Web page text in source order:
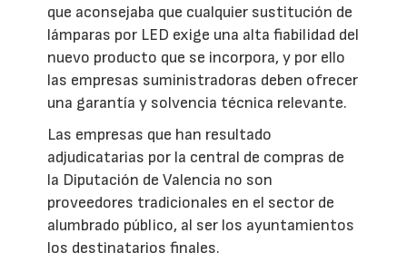
que aconsejaba que cualquier sustitución de
lámparas por LED exige una alta fiabilidad del
nuevo producto que se incorpora, y por ello
las empresas suministradoras deben ofrecer
una garantía y solvencia técnica relevante.
Las empresas que han resultado
adjudicatarias por la central de compras de
la Diputación de Valencia no son
proveedores tradicionales en el sector de
alumbrado público, al ser los ayuntamientos
los destinatarios finales.